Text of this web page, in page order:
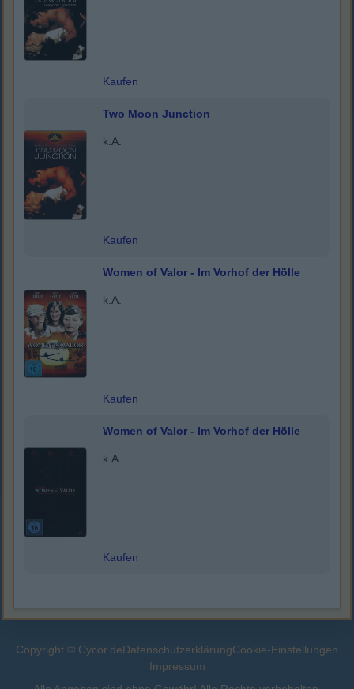
Kaufen
Two Moon Junction
k.A.
Kaufen
Women of Valor - Im Vorhof der Hölle
k.A.
Kaufen
Women of Valor - Im Vorhof der Hölle
k.A.
Kaufen
Copyright © Cycor.deDatenschutzerklärungCookie-Einstellungen
Impressum